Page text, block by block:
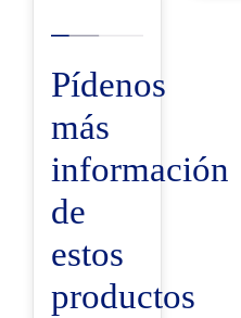
Pídenos
más
información
de
estos
productos